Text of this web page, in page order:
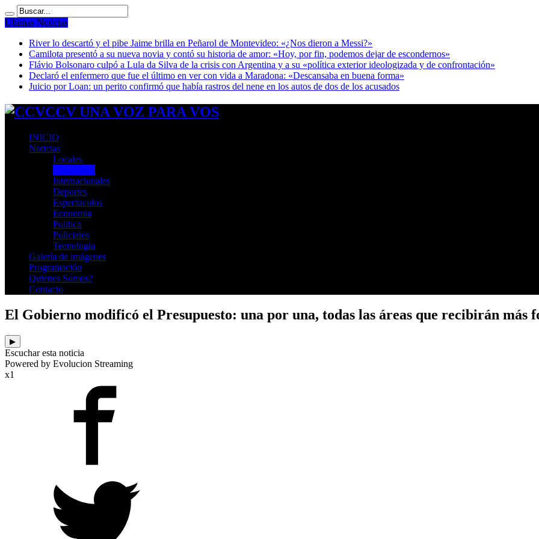
Ultimas Noticias
River lo descartó y el pibe Jaime brilla en Peñarol de Montevideo: «¿Nos dieron a Messi?»
Camilota presentó a su nueva novia y contó su historia de amor: «Hoy, por fin, podemos dejar de escondernos»
Flávio Bolsonaro culpó a Lula da Silva de la crisis con Argentina y a su «política exterior ideologizada y de confrontación»
Declaró el enfermero que fue el último en ver con vida a Maradona: «Descansaba en buena forma»
Juicio por Loan: un perito confirmó que había rastros del nene en los autos de dos de los acusados
CCV UNA VOZ PARA VOS
INICIO
Noticias
Locales
Internacionales
Deportes
Espectaculos
Economia
Politica
Policiales
Tecnologia
Galería de imágenes
Programación
Quienes Somos?
Contacto
El Gobierno modificó el Presupuesto: una por una, todas las áreas que recibirán más
▶
Escuchar esta noticia
Powered by Evolucion Streaming
x1